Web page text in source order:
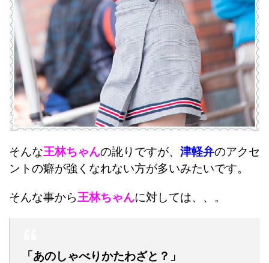
そんな王林ちゃんの訛りですが、 津軽弁のアクセ
ントの癖が強くなれない方が多いみたいです。
そんな事から王林ちゃんに対しては、、。
「あのしゃべりかたわざと？」